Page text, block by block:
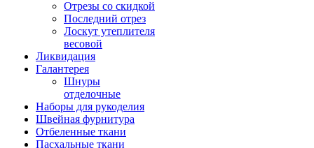
Отрезы со скидкой
Последний отрез
Лоскут утеплителя
весовой
Ликвидация
Галантерея
Шнуры
отделочные
Наборы для рукоделия
Швейная фурнитура
Отбеленные ткани
Пасхальные ткани